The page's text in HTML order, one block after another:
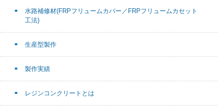
水路補修材(FRPフリュームカバー／FRPフリュームカセット
工法)
生産型製作
製作実績
レジンコンクリートとは